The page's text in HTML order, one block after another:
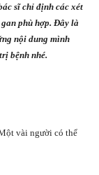
sĩ chỉ định các xét
phù hợp. Đây là
nội dung mình
bệnh nhé.
vài người có thể